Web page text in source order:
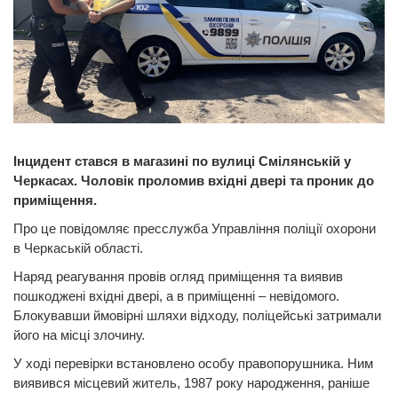
Інцидент стався в магазині по вулиці Смілянській у
Черкасах. Чоловік проломив вхідні двері та проник до
приміщення.
Про це повідомляє пресслужба Управління поліції охорони
в Черкаській області.
Наряд реагування провів огляд приміщення та виявив
пошкоджені вхідні двері, а в приміщенні – невідомого.
Блокувавши ймовірні шляхи відходу, поліцейські затримали
його на місці злочину.
У ході перевірки встановлено особу правопорушника. Ним
виявився місцевий житель, 1987 року народження, раніше